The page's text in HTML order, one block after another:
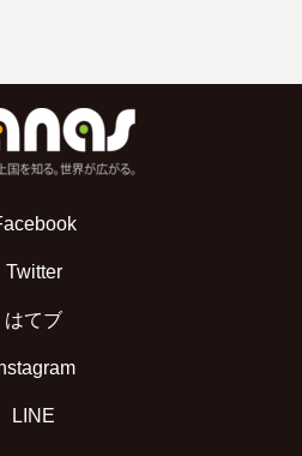
Twitter
はてブ
LINE